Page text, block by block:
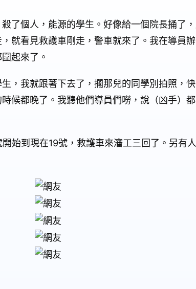
了個人，能源的學生。好像給一個院長捅了
就看見救護車剛走，警車就來了。我在導員
起來了。
，我就跟著下去了，擱那兒的同學別拍照，
候都晚了。我聽他們導員們嘮，說（凶手）
始到現在19號，救護車來瀋工三回了。另有